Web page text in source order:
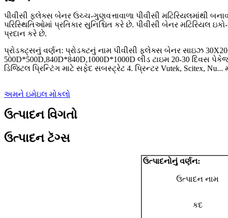
પીવીસી ફ્લેક્સ બેનર ઉચ્ચ-ગુણવત્તાવાળા પીવીસી મટિરિયલમાંથી
પરિસ્થિતિઓમાં પ્રતિકાર સુનિશ્ચિત કરે છે. પીવીસી બેનર મટિરિયલ
પ્રદાન કરે છે.
પ્રોડક્ટ્સનું વર્ણન: પ્રોડક્ટનું નામ પીવીસી ફ્લેક્સ બેનર સાઇઝ
500D*500D,840D*840D,1000D*1000D લીડ ટાઇમ 20-30 દિવસ
ડિજિટલ પ્રિન્ટિંગ માટે સફેદ સબસ્ટ્રેટ 4. પ્રિન્ટર Vutek, Scitex, Nu...
અમને ઇમેઇલ મોકલો
ઉત્પાદન વિગતો
ઉત્પાદન ટૅગ્સ
ઉત્પાદનોનું વર્ણન:
ઉત્પાદન નામ
કદ